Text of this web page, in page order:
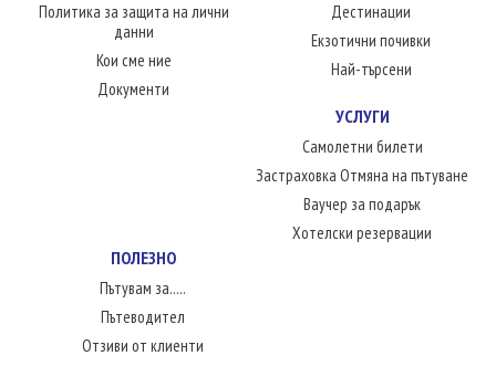
Политика за защита на лични
данни
Кои сме ние
Документи
Дестинации
Екзотични почивки
Най-търсени
УСЛУГИ
Самолетни билети
Застраховка Отмяна на пътуване
Ваучер за подарък
Хотелски резервации
ПОЛЕЗНО
Пътувам за.....
Пътеводител
Отзиви от клиенти